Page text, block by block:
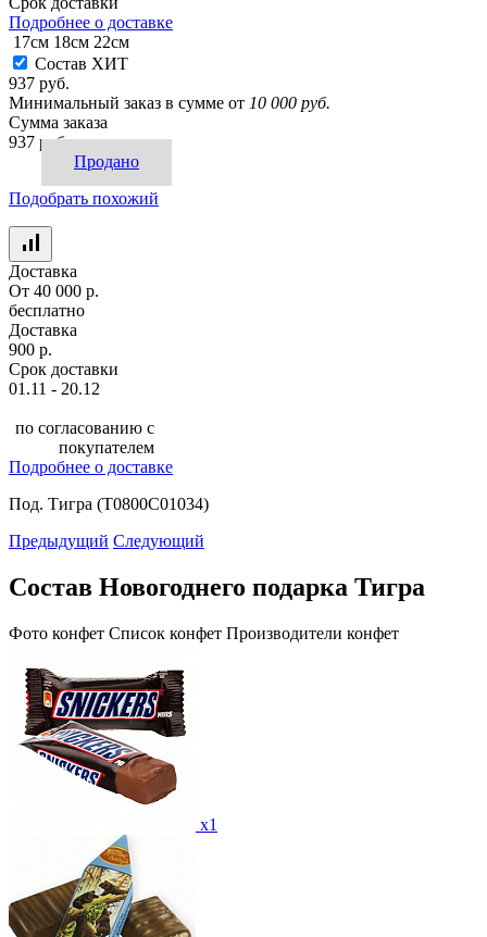
Подробнее о доставке
17см 18см 22см
Состав ХИТ
937 руб.
Минимальный заказ в сумме от 10 000 руб.
Сумма заказа
937 руб.
Продано
Подобрать похожий
Доставка
От 40 000 р.
бесплатно
Доставка
900 р.
Срок доставки
01.11 - 20.12
по согласованию с
покупателем
Подробнее о доставке
Под. Тигра (Т0800С01034)
Предыдущий Следующий
Состав Новогоднего подарка Тигра
Фото конфет Список конфет Производители конфет
x1